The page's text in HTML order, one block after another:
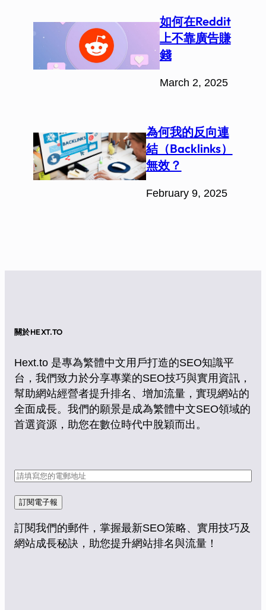
如何在Reddit
上不靠廣告賺
錢
March 2, 2025
為何我的反向連
結（Backlinks）
無效？
February 9, 2025
關於HEXT.TO
Hext.to 是專為繁體中文用戶打造的SEO知識平
台，我們致力於分享專業的SEO技巧與實用資訊，
幫助網站經營者提升排名、增加流量，實現網站的
全面成長。我們的願景是成為繁體中文SEO領域的
首選資源，助您在數位時代中脫穎而出。
訂閱電子報
訂閱我們的郵件，掌握最新SEO策略、實用技巧及
網站成長秘訣，助您提升網站排名與流量！